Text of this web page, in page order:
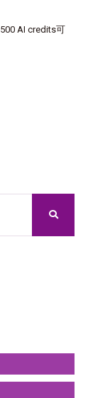
500 AI credits可